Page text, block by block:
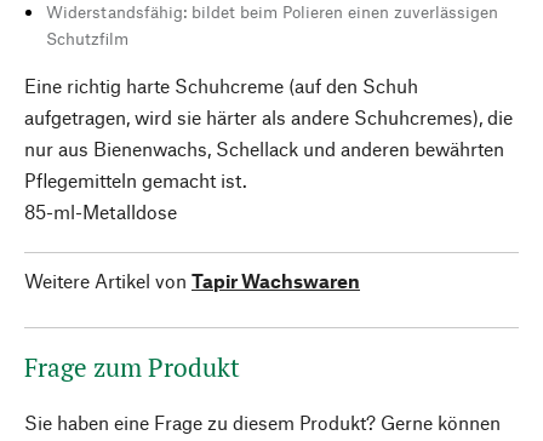
Widerstandsfähig: bildet beim Polieren einen zuverlässigen
Schutzfilm
Eine richtig harte Schuhcreme (auf den Schuh
aufgetragen, wird sie härter als andere Schuhcremes), die
nur aus Bienenwachs, Schellack und anderen bewährten
Pflegemitteln gemacht ist.
85-ml-Metalldose
Weitere Artikel von Tapir Wachswaren
Frage zum Produkt
Sie haben eine Frage zu diesem Produkt? Gerne können